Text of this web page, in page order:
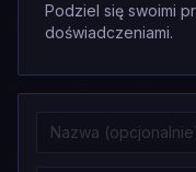
Podziel się swoimi
doświadczeniami.